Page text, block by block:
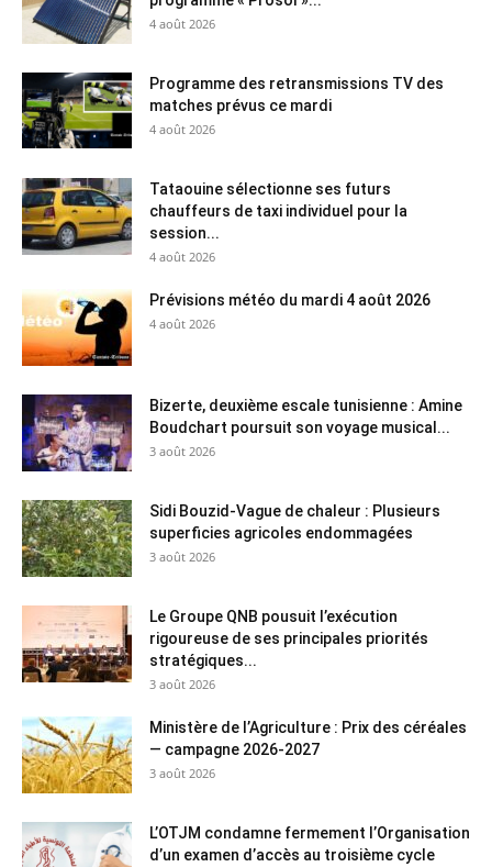
4 août 2026
Programme des retransmissions TV des
matches prévus ce mardi
4 août 2026
Tataouine sélectionne ses futurs
chauffeurs de taxi individuel pour la
session...
4 août 2026
Prévisions météo du mardi 4 août 2026
4 août 2026
Bizerte, deuxième escale tunisienne : Amine
Boudchart poursuit son voyage musical...
3 août 2026
Sidi Bouzid-Vague de chaleur : Plusieurs
superficies agricoles endommagées
3 août 2026
Le Groupe QNB pousuit l’exécution
rigoureuse de ses principales priorités
stratégiques...
3 août 2026
Ministère de l’Agriculture : Prix des céréales
— campagne 2026-2027
3 août 2026
L’OTJM condamne fermement l’Organisation
d’un examen d’accès au troisième cycle